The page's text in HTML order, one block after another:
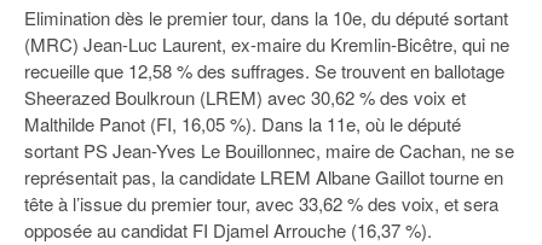
Elimination dès le premier tour, dans la 10e, du député sortant
(MRC) Jean-Luc Laurent, ex-maire du Kremlin-Bicêtre, qui ne
recueille que 12,58 % des suffrages. Se trouvent en ballotage
Sheerazed Boulkroun (LREM) avec 30,62 % des voix et
Malthilde Panot (FI, 16,05 %). Dans la 11e, où le député
sortant PS Jean-Yves Le Bouillonnec, maire de Cachan, ne se
représentait pas, la candidate LREM Albane Gaillot tourne en
tête à l’issue du premier tour, avec 33,62 % des voix, et sera
opposée au candidat FI Djamel Arrouche (16,37 %).